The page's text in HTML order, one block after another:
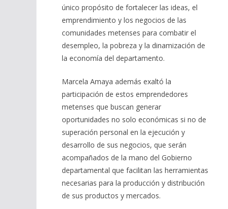
único propósito de fortalecer las ideas, el
emprendimiento y los negocios de las
comunidades metenses para combatir el
desempleo, la pobreza y la dinamización de
la economía del departamento.
Marcela Amaya además exaltó la
participación de estos emprendedores
metenses que buscan generar
oportunidades no solo económicas si no de
superación personal en la ejecución y
desarrollo de sus negocios, que serán
acompañados de la mano del Gobierno
departamental que facilitan las herramientas
necesarias para la producción y distribución
de sus productos y mercados.